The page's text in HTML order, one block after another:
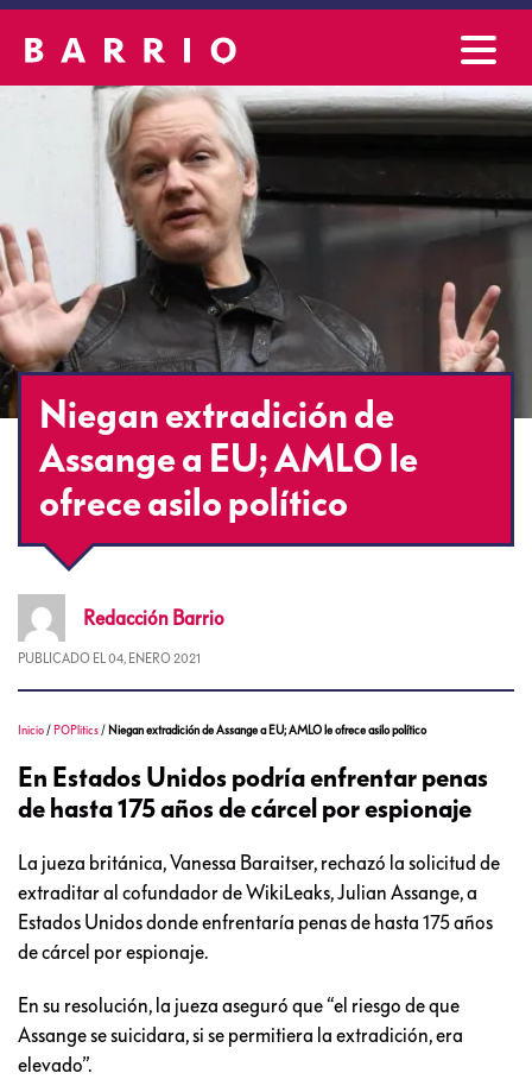
Niegan extradición de
Assange a EU; AMLO le
ofrece asilo político
Redacción Barrio
PUBLICADO EL 04, ENERO 2021
Inicio / POPlitics / Niegan extradición de Assange a EU; AMLO le ofrece asilo político
En Estados Unidos podría enfrentar penas
de hasta 175 años de cárcel por espionaje
La jueza británica, Vanessa Baraitser, rechazó la solicitud de
extraditar al cofundador de WikiLeaks, Julian Assange, a
Estados Unidos donde enfrentaría penas de hasta 175 años
de cárcel por espionaje.
En su resolución, la jueza aseguró que “el riesgo de que
Assange se suicidara, si se permitiera la extradición, era
elevado”.